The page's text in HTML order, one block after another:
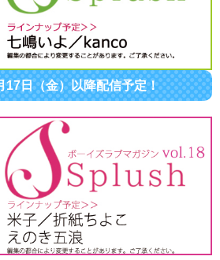
日（金）以降配信予定！